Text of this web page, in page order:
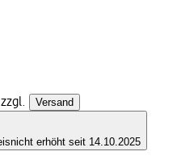
Versand
nicht erhöht seit 14.10.2025